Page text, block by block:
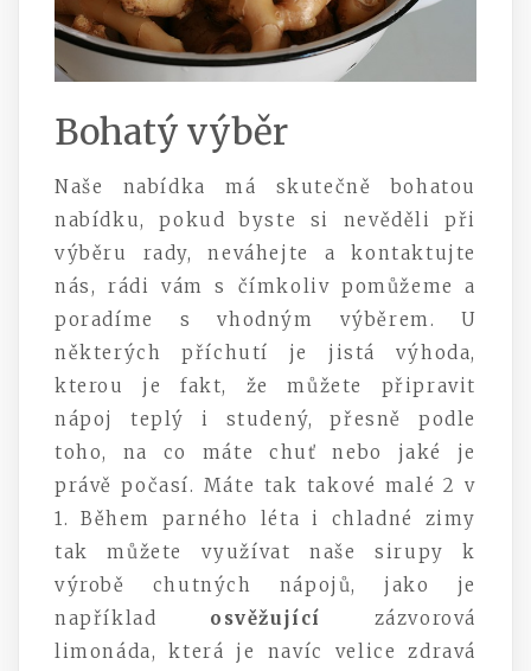
Bohatý výběr
Naše nabídka má skutečně bohatou
nabídku, pokud byste si nevěděli při
výběru rady, neváhejte a kontaktujte
nás, rádi vám s čímkoliv pomůžeme a
poradíme s vhodným výběrem. U
některých příchutí je jistá výhoda,
kterou je fakt, že můžete připravit
nápoj teplý i studený, přesně podle
toho, na co máte chuť nebo jaké je
právě počasí. Máte tak takové malé 2 v
1. Během parného léta i chladné zimy
tak můžete využívat naše sirupy k
výrobě chutných nápojů, jako je
například osvěžující
zázvorová
limonáda, která je navíc velice zdravá